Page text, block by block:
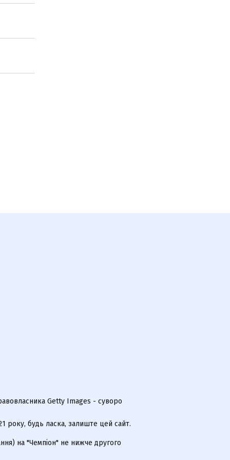
Getty Images - суворо
будь ласка, залиште цей сайт.
на "Чемпіон" не нижче другого